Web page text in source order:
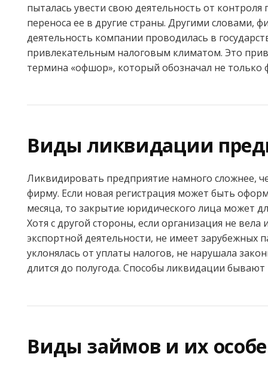
пыталась увести свою деятельность от контроля
переноса ее в другие страны. Другими словами,
деятельность компании проводилась в
привлекательным налоговым климатом. Это
термина «офшор», который обозначал не только
Виды ликвидации
Ликвидировать предприятие намного сложнее,
фирму. Если новая регистрация может быть
месяца, то закрытие юридического лица может
Хотя с другой стороны, если организация не
экспортной деятельности, не имеет зарубежных
уклонялась от уплаты налогов, не нарушала
длится до полугода. Способы ликвидации
Виды займов и их